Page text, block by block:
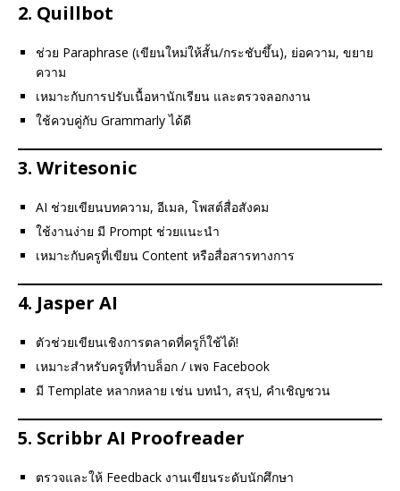
2. Quillbot
ช่วย Paraphrase (เขียนใหม่ให้สั้น/กระชับขึ้น), ย่อความ, ขยาย
ความ
เหมาะกับการปรับเนื้อหานักเรียน และตรวจลอกงาน
ใช้ควบคู่กับ Grammarly ได้ดี
3. Writesonic
AI ช่วยเขียนบทความ, อีเมล, โพสต์สื่อสังคม
ใช้งานง่าย มี Prompt ช่วยแนะนำ
เหมาะกับครูที่เขียน Content หรือสื่อสารทางการ
4. Jasper AI
ตัวช่วยเขียนเชิงการตลาดที่ครูก็ใช้ได้!
เหมาะสำหรับครูที่ทำบล็อก / เพจ Facebook
มี Template หลากหลาย เช่น บทนำ, สรุป, คำเชิญชวน
5. Scribbr AI Proofreader
ตรวจและให้ Feedback งานเขียนระดับนักศึกษา